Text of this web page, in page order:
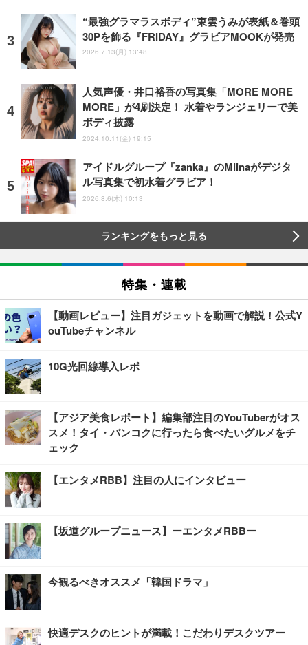
“最強グラマラスボディ”東雲うみが表紙＆巻頭
30Pを飾る『FRIDAY』グラビアMOOKが発売
2026.7.13(月) 13:48
人気声優・井口裕香の写真集「MORE MORE
MORE」が4刷決定！ 水着やランジェリーで美
ボディ披露
2024.10.11(金) 19:15
アイドルグループ『zanka』のMiinaがデジタ
ル写真集で初水着グラビア！
2026.8.6(木) 10:13
ランキングをもっと見る
特集・連載
【動画レビュー】注目ガジェットを動画で解説！公式Y
ouTubeチャンネル
10G光回線導入レポ
【アジア美食レポート】編集部注目のYouTuberがオス
スメ！タイ・バンコクに行ったら食べたいグルメをチ
ェック
【エンタメRBB】注目の人にインタビュー
【坂道グループニュース】ーエンタメRBBー
今観るべきオススメ「韓国ドラマ」
快適デスクのヒントが満載！こだわりデスクツアー